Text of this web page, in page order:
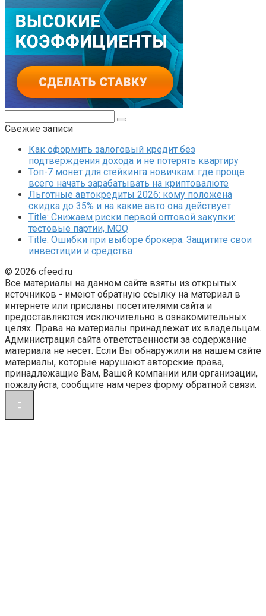
Свежие записи
Как оформить залоговый кредит без
подтверждения дохода и не потерять квартиру
Топ-7 монет для стейкинга новичкам: где проще
всего начать зарабатывать на криптовалюте
Льготные автокредиты 2026: кому положена
скидка до 35% и на какие авто она действует
Title: Снижаем риски первой оптовой закупки:
тестовые партии, MOQ
Title: Ошибки при выборе брокера: Защитите свои
инвестиции и средства
© 2026 cfeed.ru
Все материалы на данном сайте взяты из открытых
источников - имеют обратную ссылку на материал в
интернете или присланы посетителями сайта и
предоставляются исключительно в ознакомительных
целях. Права на материалы принадлежат их владельцам.
Администрация сайта ответственности за содержание
материала не несет. Если Вы обнаружили на нашем сайте
материалы, которые нарушают авторские права,
принадлежащие Вам, Вашей компании или организации,
пожалуйста, сообщите нам через форму обратной связи.